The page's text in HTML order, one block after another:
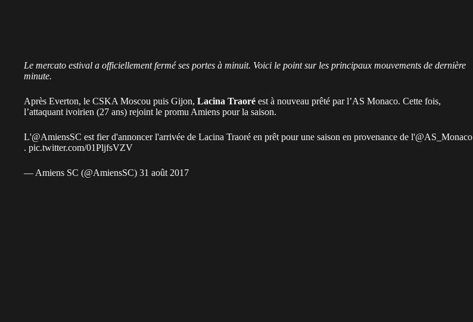
Le mercato estival a officiellement fermé ses portes à minuit. Voici le point sur les principaux mouvements de dernière
minute.
Après Everton, le CSKA Moscou puis Gijon, Lacina Traoré est à nouveau prêté par l’AS Monaco. Cette fois,
l’attaquant ivoirien (27 ans) rejoint le promu Amiens pour la saison.
L'@AmiensSC est fier d'annoncer l'arrivée de Lacina Traoré en prêt pour une saison en provenance de l'@AS_Monaco
. pic.twitter.com/01PljfsVZV
— Amiens SC (@AmiensSC) 31 août 2017